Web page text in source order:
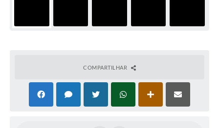
COMPARTILHAR